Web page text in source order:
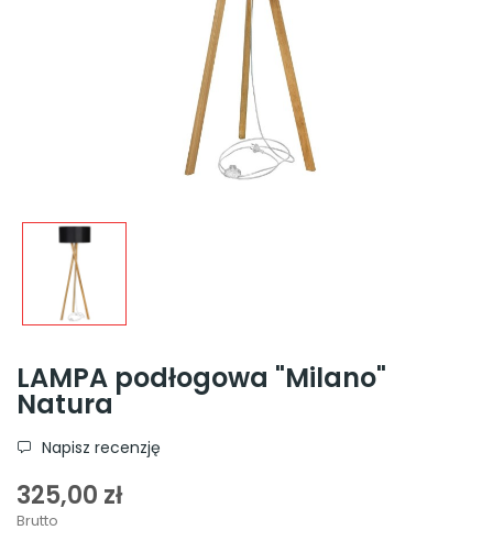
LAMPA podłogowa "Milano"
Natura
Napisz recenzję
325,00 zł
Brutto